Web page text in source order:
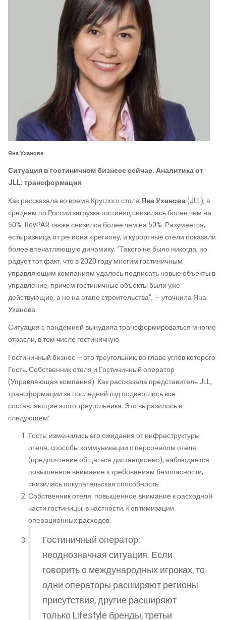
Яна Уханова
Ситуация в гостиничном бизнесесейчас. Аналитика от
JLL: трансформация
Как рассказала во время Круглого столаЯна Уханова(JLL), в
среднем по России загрузка гостиниц снизилась более чем на
50%. RevPAR также снизился более чем на 50%. Разумеется,
есть разница от региона к региону, и курортные отели показали
более впечатляющую динамику. “Такого не было никогда, но
радует тот факт, что в 2020 году многим гостиничным
управляющим компаниям удалось подписать новые объекты в
управление, причем гостиничные объекты были уже
действующие, а не на этапе строительства”, — уточнила Яна
Уханова.
Ситуация с пандемией вынудила трансформироваться многие
отрасли, в том числе гостиничную.
Гостиничный бизнес — это треугольник, во главе углов которого
Гость, Собственник отеля и Гостиничный оператор
(Управляющая компания). Как рассказала представитель JLL,
трансформации за последний год подверглись все
составляющие этого треугольника. Это выразилось в
следующем:
Гость: изменились его ожидания от инфраструктуры
отеля, способы коммуникации с персоналом отеля
(предпочтение общаться дистанционно), наблюдается
повышенное внимание к требованиям безопасности,
снизилась покупательская способность.
Собственник отеля: повышенное внимание к расходной
части гостиницы, в частности, к оптимизации
операционных расходов.
Гостиничный оператор:
неоднозначная ситуация. Если
говорить о международных игроках, то
одни операторы расширяют регионы
присутствия, другие расширяют
только Lifestyle бренды, третьи